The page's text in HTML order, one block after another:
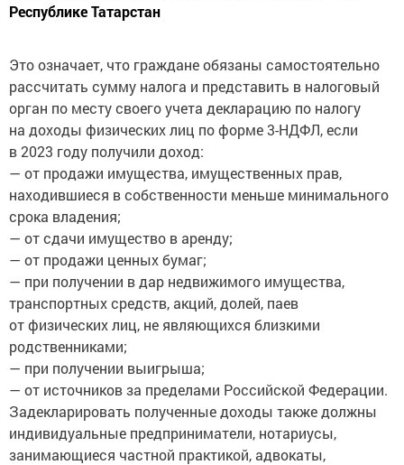
Республике Татарстан
Это означает, что граждане обязаны самостоятельно
рассчитать сумму налога и представить в налоговый
орган по месту своего учета декларацию по налогу
на доходы физических лиц по форме 3-НДФЛ, если
в 2023 году получили доход:
— от продажи имущества, имущественных прав,
находившиеся в собственности меньше минимального
срока владения;
— от сдачи имущество в аренду;
— от продажи ценных бумаг;
— при получении в дар недвижимого имущества,
транспортных средств, акций, долей, паев
от физических лиц, не являющихся близкими
родственниками;
— при получении выигрыша;
— от источников за пределами Российской Федерации.
Задекларировать полученные доходы также должны
индивидуальные предприниматели, нотариусы,
занимающиеся частной практикой, адвокаты,